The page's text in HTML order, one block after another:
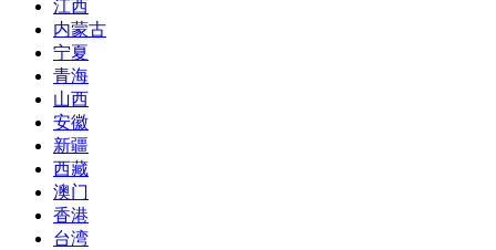
江西
内蒙古
宁夏
青海
山西
安徽
新疆
西藏
澳门
香港
台湾